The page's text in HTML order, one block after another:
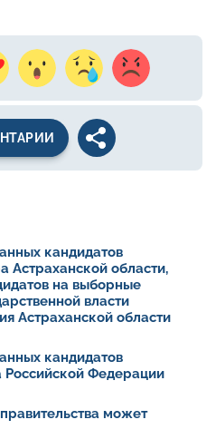
кандидатов
Астраханской области,
на выборные
власти
Астраханской области
кандидатов
Российской Федерации
может